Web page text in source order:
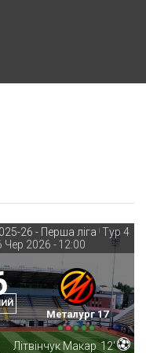
26 - Перша ліга | Тур 4
Чер 2026 - 12:00
Металург 17
Літвінчук Макар 12'